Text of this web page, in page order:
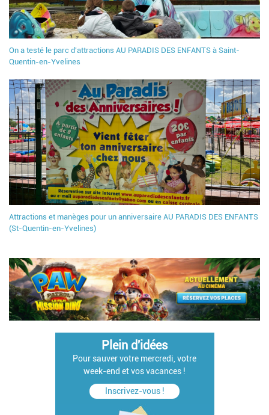
On a testé le parc d'attractions AU PARADIS DES ENFANTS à Saint-
Quentin-en-Yvelines
Attractions et manèges pour un anniversaire AU PARADIS DES ENFANTS
(St-Quentin-en-Yvelines)
Plein d'idées
Pour sauver votre mercredi, votre
week-end et vos vacances !
Inscrivez-vous !